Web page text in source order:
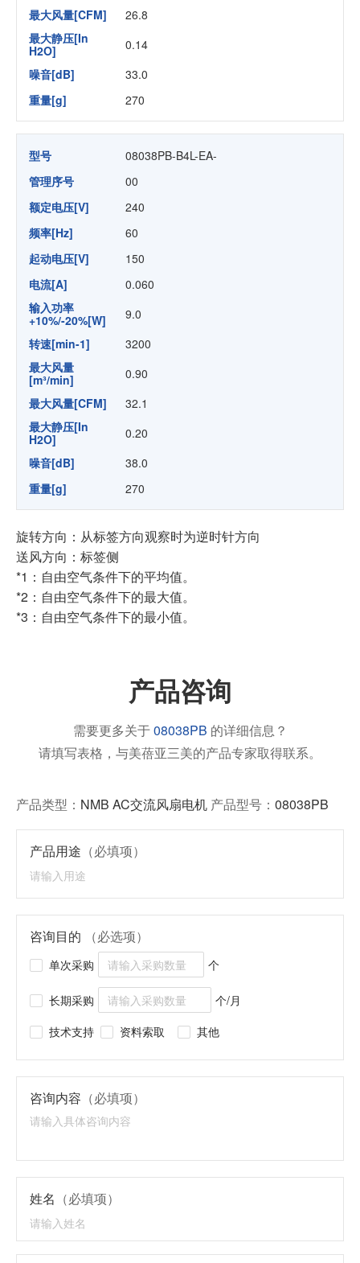
最大风量[CFM]
26.8
最大静压[In
H2O]
0.14
噪音[dB]
33.0
重量[g]
270
型号
08038PB-B4L-EA-
管理序号
00
额定电压[V]
240
频率[Hz]
60
起动电压[V]
150
电流[A]
0.060
输入功率
+10%/-20%[W]
9.0
转速[min-1]
3200
最大风量
[m³/min]
0.90
最大风量[CFM]
32.1
最大静压[In
H2O]
0.20
噪音[dB]
38.0
重量[g]
270
旋转方向：从标签方向观察时为逆时针方向
送风方向：标签侧
*1：自由空气条件下的平均值。
*2：自由空气条件下的最大值。
*3：自由空气条件下的最小值。
产品咨询
需要更多关于08038PB 的详细信息？
请填写表格，与美蓓亚三美的产品专家取得联系。
产品类型： NMB AC交流风扇电机 产品型号： 08038PB
产品用途 （必填项）
咨询目的 （必选项）
单次采购 个
长期采购
个/月
技术支持
资料索取 其他
咨询内容 （必填项）
姓名 （必填项）